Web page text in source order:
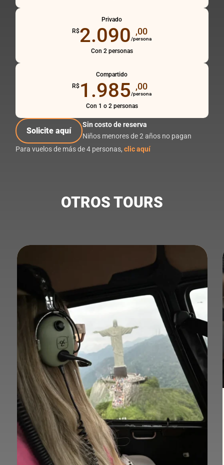
Privado
R$2.090 ,00
/persona
Con 2 personas
Compartido
R$ 1.985 ,00
/persona
Con 1 o 2 personas
Solicite aquí
Sin costo de reserva
Niños menores de 2 años no pagan
Para vuelos de más de 4 personas,clic aquí
OTROS TOURS